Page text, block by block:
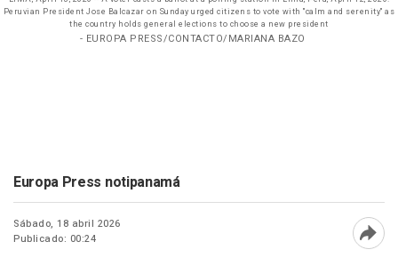
Peruvian President Jose Balcazar on Sunday urged citizens to vote with "calm and serenity" as
the country holds general elections to choose a new president
- EUROPA PRESS/CONTACTO/MARIANA BAZO
Europa Press notipanamá
Sábado, 18 abril 2026
Publicado: 00:24